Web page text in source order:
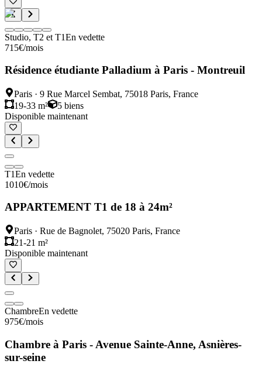
Studio, T2 et T1En vedette
715€/mois
Résidence étudiante Palladium à Paris - Montreuil
Paris · 9 Rue Marcel Sembat, 75018 Paris, France
19-33 m²
5 biens
Disponible maintenant
T1En vedette
1010€/mois
APPARTEMENT T1 de 18 à 24m²
Paris · Rue de Bagnolet, 75020 Paris, France
21-21 m²
Disponible maintenant
ChambreEn vedette
975€/mois
Chambre à Paris - Avenue Sainte-Anne, Asnières-
sur-seine